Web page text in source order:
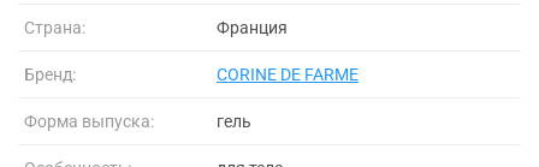
Страна: Франция
Бренд: CORINE DE FARME
Форма выпуска: гель